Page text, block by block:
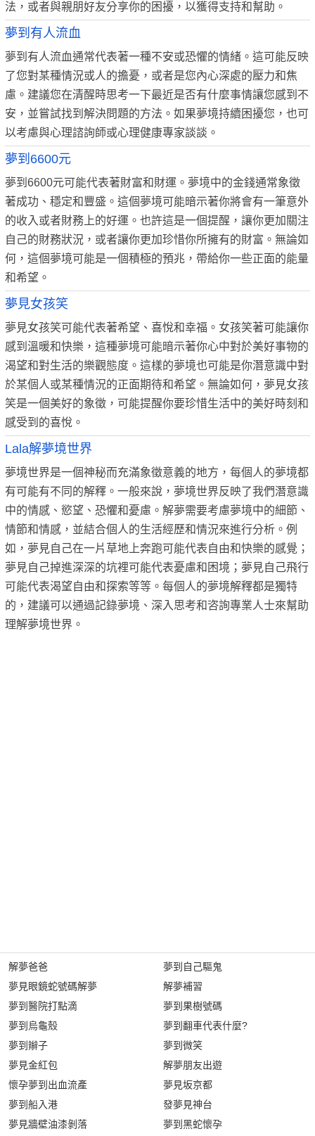
法，或者與親朋好友分享你的困擾，以獲得支持和幫助。
夢到有人流血
夢到有人流血通常代表著一種不安或恐懼的情緒。這可能反映
了您對某種情況或人的擔憂，或者是您內心深處的壓力和焦
慮。建議您在清醒時思考一下最近是否有什麼事情讓您感到不
安，並嘗試找到解決問題的方法。如果夢境持續困擾您，也可
以考慮與心理諮詢師或心理健康專家談談。
夢到6600元
夢到6600元可能代表著財富和財運。夢境中的金錢通常象徵
著成功、穩定和豐盛。這個夢境可能暗示著你將會有一筆意外
的收入或者財務上的好運。也許這是一個提醒，讓你更加關注
自己的財務狀況，或者讓你更加珍惜你所擁有的財富。無論如
何，這個夢境可能是一個積極的預兆，帶給你一些正面的能量
和希望。
夢見女孩笑
夢見女孩笑可能代表著希望、喜悅和幸福。女孩笑著可能讓你
感到溫暖和快樂，這種夢境可能暗示著你心中對於美好事物的
渴望和對生活的樂觀態度。這樣的夢境也可能是你潛意識中對
於某個人或某種情況的正面期待和希望。無論如何，夢見女孩
笑是一個美好的象徵，可能提醒你要珍惜生活中的美好時刻和
感受到的喜悅。
Lala解夢境世界
夢境世界是一個神秘而充滿象徵意義的地方，每個人的夢境都
有可能有不同的解釋。一般來說，夢境世界反映了我們潛意識
中的情感、慾望、恐懼和憂慮。解夢需要考慮夢境中的細節、
情節和情感，並結合個人的生活經歷和情況來進行分析。例
如，夢見自己在一片草地上奔跑可能代表自由和快樂的感覺；
夢見自己掉進深深的坑裡可能代表憂慮和困境；夢見自己飛行
可能代表渴望自由和探索等等。每個人的夢境解釋都是獨特
的，建議可以通過記錄夢境、深入思考和咨詢專業人士來幫助
理解夢境世界。
解夢爸爸
夢見眼鏡蛇號碼解夢
夢到醫院打點滴
夢到烏龜殼
夢到辮子
夢見金紅包
懷孕夢到出血流產
夢到船入港
夢見牆壁油漆剝落
夢到自己驅鬼
解夢補習
夢到果樹號碼
夢到翻車代表什麼?
夢到微笑
解夢朋友出遊
夢見坂京都
發夢見神台
夢到黑蛇懷孕